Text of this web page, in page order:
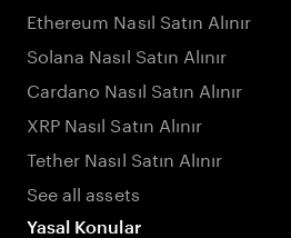
Ethereum Nasıl Satın Alınır
Solana Nasıl Satın Alınır
Cardano Nasıl Satın Alınır
XRP Nasıl Satın Alınır
Tether Nasıl Satın Alınır
See all assets
Yasal Konular